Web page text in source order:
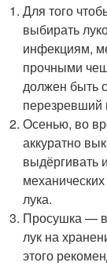
Для того
выбирать
инфекциям,
прочными
должен быть
перезревший
Осенью, во
аккуратно
выдёргивать
лука.
Просушка —
лук на
этого